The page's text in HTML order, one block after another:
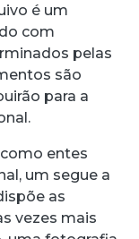
é um
com
pelas
são
para a
entes
um segue a
as
vezes mais